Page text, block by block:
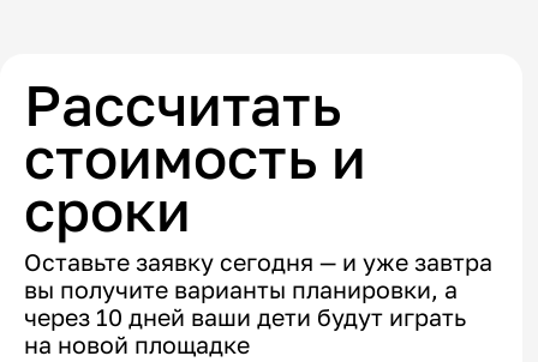
Рассчитать
стоимость и
сроки
Оставьте заявку сегодня — и уже завтра
вы получите варианты планировки, а
через 10 дней ваши дети будут играть
на новой площадке